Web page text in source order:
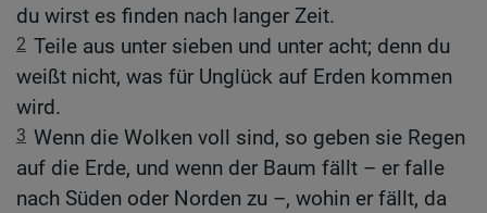
du wirst es finden nach langer Zeit.
2 Teile aus unter sieben und unter acht; denn du
weißt nicht, was für Unglück auf Erden kommen
wird.
3 Wenn die Wolken voll sind, so geben sie Regen
auf die Erde, und wenn der Baum fällt – er falle
nach Süden oder Norden zu –, wohin er fällt, da